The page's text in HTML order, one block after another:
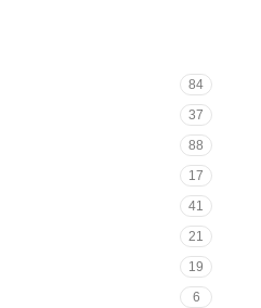
84
37
88
17
41
21
19
6